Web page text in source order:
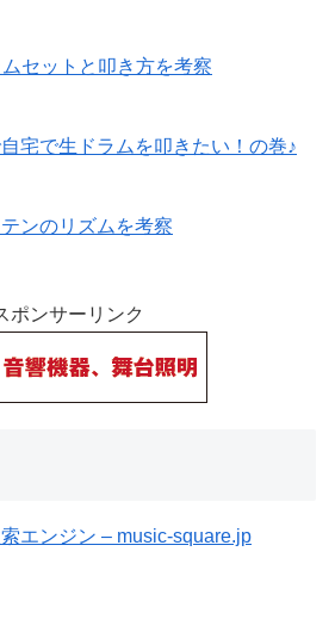
セットと叩き方を考察
宅で生ドラムを叩きたい！の巻♪
ンのリズムを考察
ポンサーリンク
エンジン – music-square.jp